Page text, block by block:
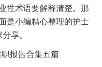
性术语要解释清楚。那
是小编精心整理的护士
享。